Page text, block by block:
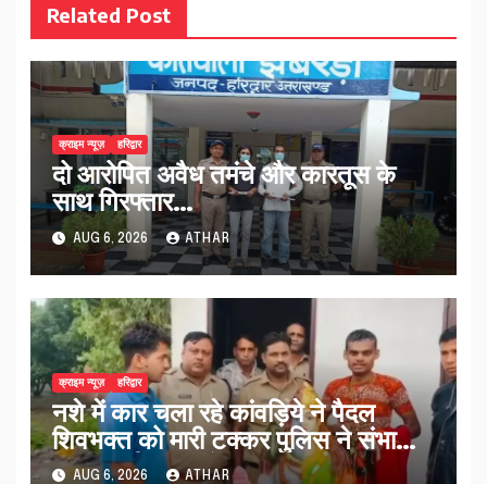
Related Post
क्राइम न्यूज़ हरिद्वार
दो आरोपित अवैध तमंचे और कारतूस के
साथ गिरफ्तार…
AUG 6, 2026 ATHAR
क्राइम न्यूज़ हरिद्वार
नशे में कार चला रहे कांवड़िये ने पैदल
शिवभक्त को मारी टक्कर पुलिस ने संभाला
मामला नई कांवड़ देकर रवाना किया…
AUG 6, 2026 ATHAR